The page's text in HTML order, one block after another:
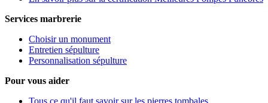
Services marbrerie
Choisir un monument
Entretien sépulture
Personnalisation sépulture
Pour vous aider
Tous ce qu'il faut savoir sur les pierres tombales